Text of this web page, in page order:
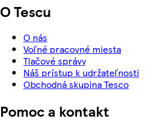
O Tescu
O nás
Voľné pracovné miesta
Tlačové správy
Náš prístup k udržateľnosti
Obchodná skupina Tesco
Pomoc a kontakt